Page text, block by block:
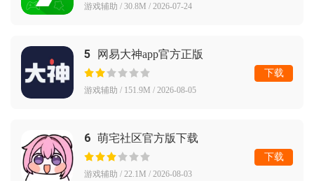
游戏辅助 / 30.8M / 2026-07-24
5 网易大神app官方正版
游戏辅助 / 151.9M / 2026-08-05
下载
6 萌宅社区官方版下载
游戏辅助 / 22.1M / 2026-08-03
下载